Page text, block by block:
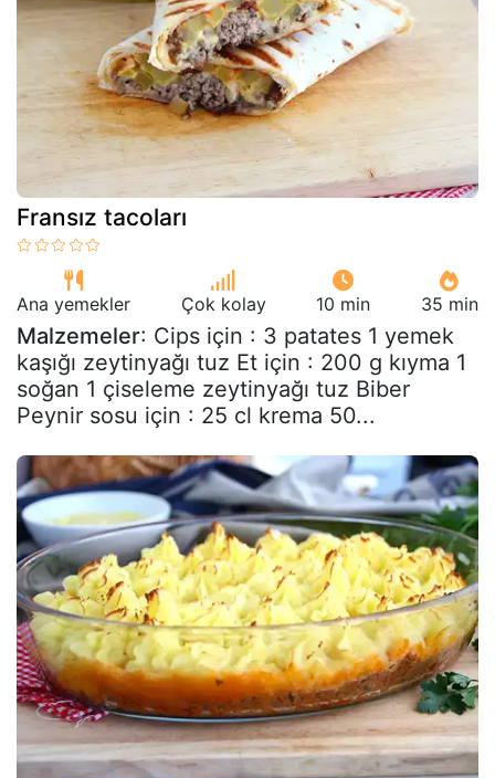
Fransız tacoları
Ana yemekler Çok kolay 10 min 35 min
Malzemeler: Cips için : 3 patates 1 yemek
kaşığı zeytinyağı tuz Et için : 200 g kıyma 1
soğan 1 çiseleme zeytinyağı tuz Biber
Peynir sosu için : 25 cl krema 50...